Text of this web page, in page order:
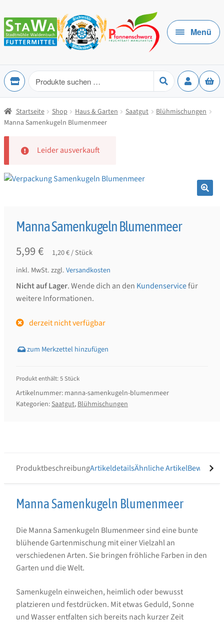
Zur
Navigation
springen
Zum
Inhalt
springen
Menü
Produkte
suchen
Startseite Shop Haus & Garten Saatgut
Blühmischungen
Manna Samenkugeln Blumenmeer
Leider ausverkauft
Manna Samenkugeln Blumenmeer
5,99€ 1,20€/Stück
inkl. MwSt.zzgl.Versandkosten
Nicht auf Lager. Wende dich an den Kundenservicefür
weitere Informationen.
derzeit nicht verfügbar
Produkt enthält: 5 Stück
Artikelnummer: manna-samenkugeln-blumenmeer
Kategorien:Saatgut,Blühmischungen
ProduktbeschreibungArtikeldetailsÄhnliche Artikel
Produktbeschreibung
Manna
Samenkugeln
Blumenmeer
Manna Samenkugeln Blumenmeer
Die Manna Samenkugeln Blumenmeer sind eine bunte
blühende Gartenmischung mit einer Vielzahl an
verschiedenen Arten. Sie bringen fröhliche Farben in den
Garten und die Welt.
Samenkugeln einweichen, heimlich oder bewusst
platzieren und festdrücken. Mit etwas Geduld, Sonne
und Wasser entfalten sich bereits nach kurzer Zeit